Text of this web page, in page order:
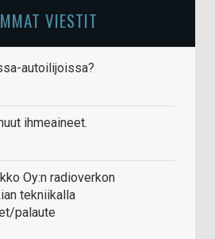
VIESTIT
autoilijoissa?
ihmeaineet.
Oy:n radioverkon
tekniikalla
palaute